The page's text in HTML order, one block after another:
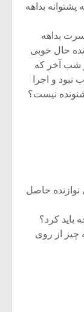
بداهه
بداهه
حال خوبی
شب آخر که
و اجرا
نیست؟
حاصل
باید کرد؟
از روی